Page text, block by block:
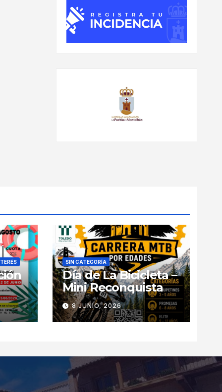
SIN CATEGORÍA
Día de La Bicicleta –
Mini Reconquista
8 JUNIO, 2026